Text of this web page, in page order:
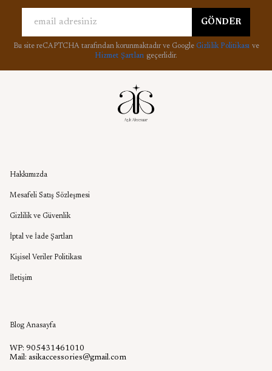
GÖNDER
Bu site reCAPTCHA tarafından korunmaktadır ve Google Gizlilik Politikası ve
Hizmet Şartları geçerlidir.
Hakkımızda
Mesafeli Satış Sözleşmesi
Gizlilik ve Güvenlik
İptal ve İade Şartları
Kişisel Veriler Politikası
İletişim
Blog Anasayfa
WP: 905431461010
Mail: asikaccessories@gmail.com